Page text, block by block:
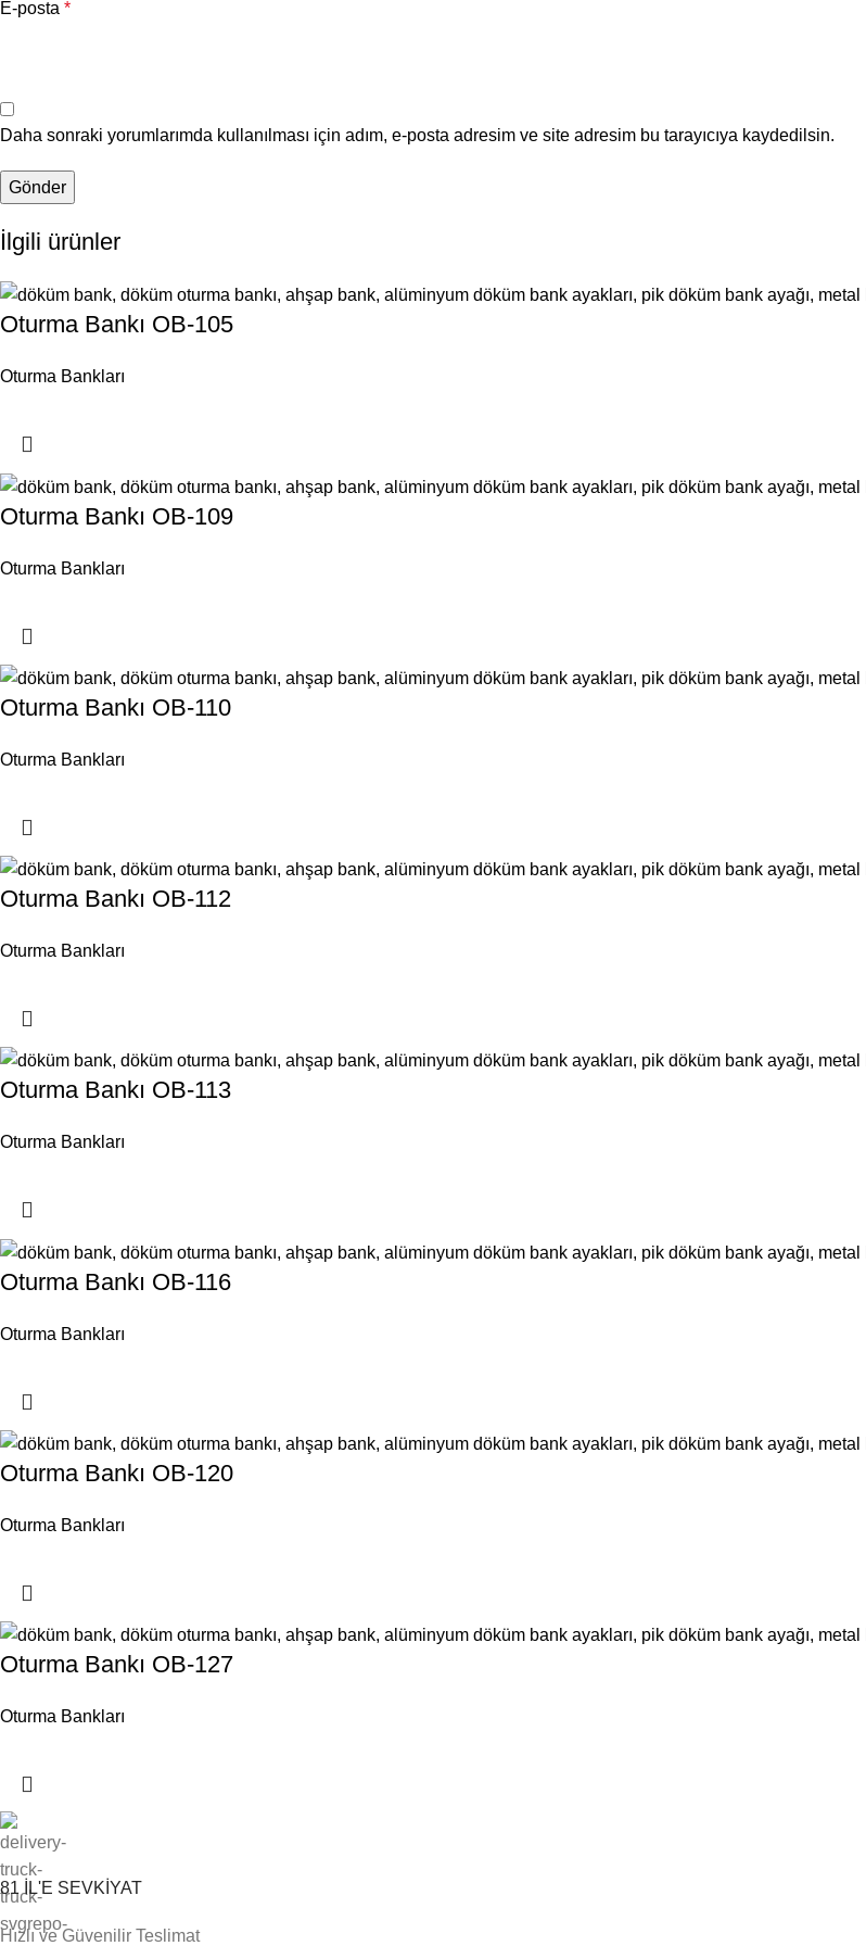
E-posta *
Daha sonraki yorumlarımda kullanılması için adım, e-posta adresim ve site adresim bu tarayıcıya kaydedilsin.
İlgili ürünler
Oturma Bankı OB-105
Oturma Bankları
Oturma Bankı OB-109
Oturma Bankları
Oturma Bankı OB-110
Oturma Bankları
Oturma Bankı OB-112
Oturma Bankları
Oturma Bankı OB-113
Oturma Bankları
Oturma Bankı OB-116
Oturma Bankları
Oturma Bankı OB-120
Oturma Bankları
Oturma Bankı OB-127
Oturma Bankları
81 İL'E SEVKİYAT
Hızlı ve Güvenilir Teslimat